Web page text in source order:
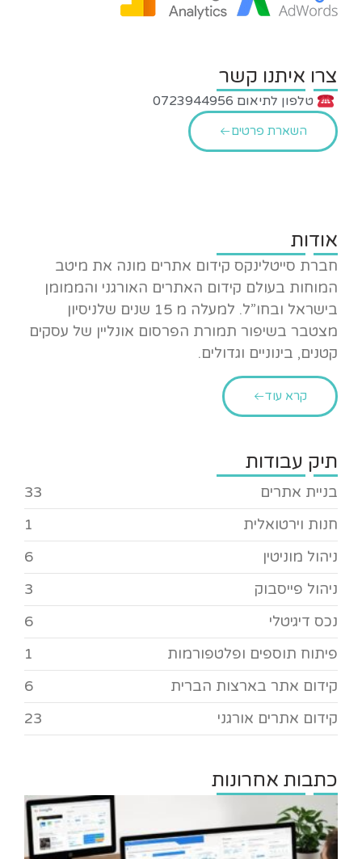
צרו איתנו קשר
טלפון לתיאום 0723944956
השארת פרטים
אודות
חברת סייטלינקס קידום אתרים מונה את מיטב
המוחות בעולם קידום האתרים האורגני והממומן
בישראל ובחו”ל. למעלה מ 15 שנים שלניסיון
מצטבר בשיפור תמורת הפרסום אונליין של עסקים
קטנים, בינוניים וגדולים.
קרא עוד
תיק עבודות
בניית אתרים
33
חנות וירטואלית
1
ניהול מוניטין
6
ניהול פייסבוק
3
נכס דיגיטלי
6
פיתוח תוספים ופלטפורמות
1
קידום אתר בארצות הברית
6
קידום אתרים אורגני
23
כתבות אחרונות